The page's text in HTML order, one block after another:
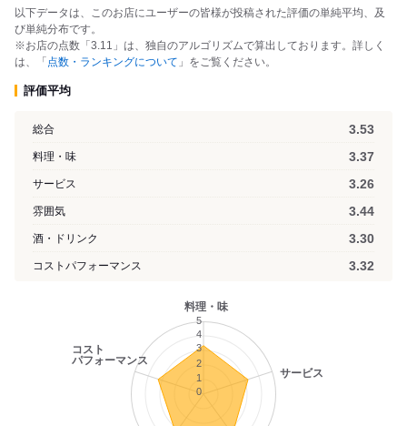
以下データは、このお店にユーザーの皆様が投稿された評価の単純平均、及
び単純分布です。
※お店の点数「3.11」は、独自のアルゴリズムで算出しております。詳しく
は、「 点数・ランキングについて 」をご覧ください。
評価平均
総合 3.53
料理・味 3.37
サービス 3.26
雰囲気 3.44
酒・ドリンク 3.30
コストパフォーマンス 3.32
0
1
2
3
4
5
料理・味
サービス
コスト
パフォーマンス